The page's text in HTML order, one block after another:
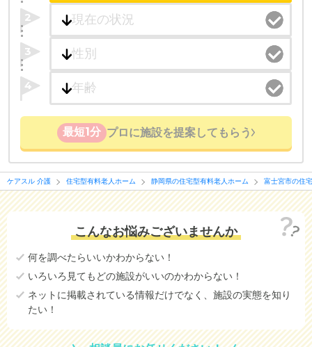
たとえば「カラオケ」「麻雀」が楽しめる施設、
「夫婦入居可」の施設、「看取り可」の施設など、
医療・看護体制から施設を探すこともできます。
2
3
4
最短1分 プロに施設を提案してもらう
ケアスル 介護 住宅型有料老人ホーム 静岡県の住宅型有料老人ホーム 富士宮市の住
こんなお悩みございませんか
何を調べたらいいかわからない！
いろいろ見てもどの施設がいいのかわからない！
ネットに掲載されている情報だけでなく、施設の実態を知り
たい！